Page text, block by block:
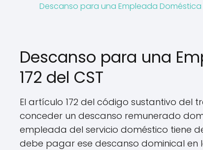
Descanso para una Empleada Doméstica
Descanso para una
172 del CST
El artículo 172 del código sustantivo
conceder un descanso remunerado
empleada del servicio doméstico tiene
debe pagar ese descanso dominical en